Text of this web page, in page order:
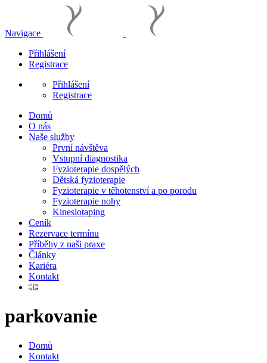
Navigace
Přihlášení
Registrace
Přihlášení
Registrace
Domů
O nás
Naše služby
První návštěva
Vstupní diagnostika
Fyzioterapie dospělých
Dětská fyzioterapie
Fyzioterapie v těhotenství a po porodu
Fyzioterapie nohy
Kinesiotaping
Ceník
Rezervace termínu
Příběhy z naši praxe
Články
Kariéra
Kontakt
parkovanie
Domů
Kontakt